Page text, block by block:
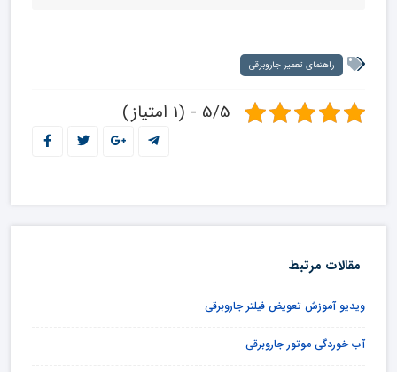
راهنمای تعمیر جاروبرقی
5/5 - (1 امتیاز)
مقالات مرتبط
ویدیو آموزش تعویض فیلتر جاروبرقی
آب خوردگی موتور جاروبرقی